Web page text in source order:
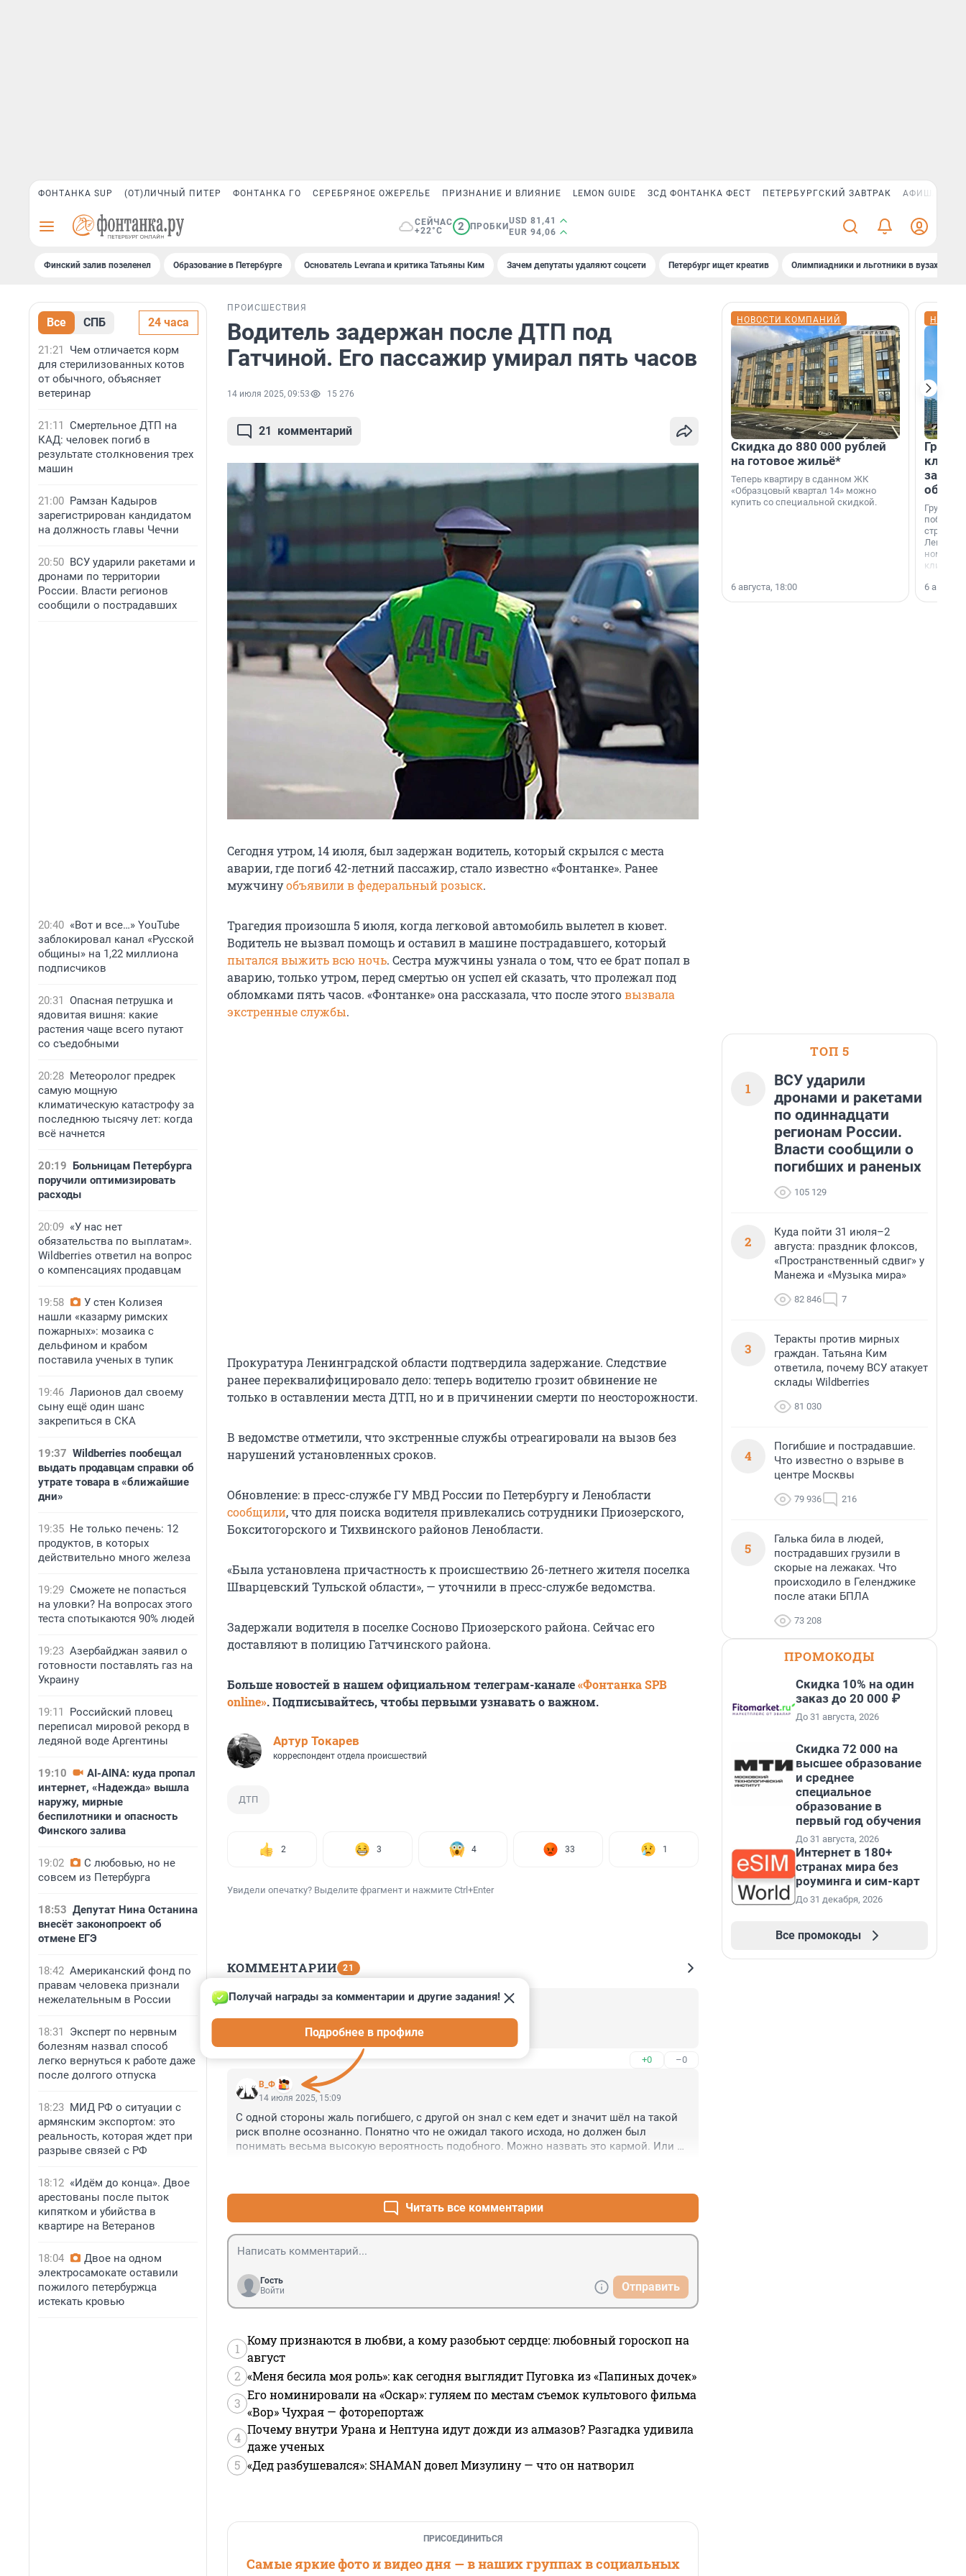
ФОНТАНКА SUP (ОТ)ЛИЧНЫЙ ПИТЕР ФОНТАНКА ГО СЕРЕБРЯНОЕ ОЖЕРЕЛЬЕ ПРИЗНАНИЕ И ВЛИЯНИЕ LEMON GUIDE ЗСД ФОНТАНКА ФЕСТ ПЕТЕРБУРГСКИЙ ЗАВТРАК АФИША PLUS
СЕЙЧАС
+22°C
2 ПРОБКИ
USD 81,41
EUR 94,06
Финский залив позеленел Образование в Петербурге Основатель Levrana и критика Татьяны Ким Зачем депутаты удаляют соцсети Петербург ищет креатив Олимпиадники и льготники в вузах СПб
Все СПБ 24 часа
21:21
Чем отличается корм
для стерилизованных котов
от обычного, объясняет
ветеринар
21:11 Смертельное ДТП на
КАД: человек погиб в
результате столкновения трех
машин
21:00 Рамзан Кадыров
зарегистрирован кандидатом
на должность главы Чечни
20:50 ВСУ ударили ракетами и
дронами по территории
России. Власти регионов
сообщили о пострадавших
20:40 «Вот и все…» YouTube
заблокировал канал «Русской
общины» на 1,22 миллиона
подписчиков
20:31 Опасная петрушка и
ядовитая вишня: какие
растения чаще всего путают
со съедобными
20:28 Метеоролог предрек
самую мощную
климатическую катастрофу за
последнюю тысячу лет: когда
всё начнется
20:19 Больницам Петербурга
поручили оптимизировать
расходы
20:09 «У нас нет
обязательства по выплатам».
Wildberries ответил на вопрос
о компенсациях продавцам
19:58
У стен Колизея
нашли «казарму римских
пожарных»: мозаика с
дельфином и крабом
поставила ученых в тупик
19:46 Ларионов дал своему
сыну ещё один шанс
закрепиться в СКА
19:37 Wildberries пообещал
выдать продавцам справки об
утрате товара в «ближайшие
дни»
19:35 Не только печень: 12
продуктов, в которых
действительно много железа
19:29 Сможете не попасться
на уловки? На вопросах этого
теста спотыкаются 90% людей
19:23 Азербайджан заявил о
готовности поставлять газ на
Украину
19:11
Российский пловец
переписал мировой рекорд в
ледяной воде Аргентины
19:10
AI-AINA: куда пропал
интернет, «Надежда» вышла
наружу, мирные
беспилотники и опасность
Финского залива
19:02
С любовью, но не
совсем из Петербурга
18:53 Депутат Нина Останина
внесёт законопроект об
отмене ЕГЭ
18:42 Американский фонд по
правам человека признали
нежелательным в России
18:31
Эксперт по нервным
болезням назвал способ
легко вернуться к работе даже
после долгого отпуска
18:23 МИД РФ о ситуации с
армянским экспортом: это
реальность, которая ждет при
разрыве связей с РФ
18:12 «Идём до конца». Двое
арестованы после пыток
кипятком и убийства в
квартире на Ветеранов
18:04
Двое на одном
электросамокате оставили
пожилого петербуржца
истекать кровью
ПРОИСШЕСТВИЯ
Водитель задержан после ДТП под
Гатчиной. Его пассажир умирал пять часов
14 июля 2025, 09:53 15 276
21 комментарий
Сегодня утром, 14 июля, был задержан водитель, который скрылся с места
аварии, где погиб 42-летний пассажир, стало известно «Фонтанке». Ранее
мужчинуобъявили в федеральный розыск.
Трагедия произошла 5 июля, когда легковой автомобиль вылетел в кювет.
Водитель не вызвал помощь и оставил в машине пострадавшего, который
пытался выжить всю ночь. Сестра мужчины узнала о том, что ее брат попал в
аварию, только утром, перед смертью он успел ей сказать, что пролежал под
обломками пять часов. «Фонтанке» она рассказала, что после этоговызвала
экстренные службы.
Прокуратура Ленинградской области подтвердила задержание. Следствие
ранее переквалифицировало дело: теперь водителю грозит обвинение не
только в оставлении места ДТП, но и в причинении смерти по неосторожности.
В ведомстве отметили, что экстренные службы отреагировали на вызов без
нарушений установленных сроков.
Обновление: в пресс-службе ГУ МВД России по Петербургу и Ленобласти
сообщили, что для поиска водителя привлекались сотрудники Приозерского,
Бокситогорского и Тихвинского районов Ленобласти.
«Была установлена причастность к происшествию 26-летнего жителя поселка
Шварцевский Тульской области», — уточнили в пресс-службе ведомства.
Задержали водителя в поселке Сосново Приозерского района. Сейчас его
доставляют в полицию Гатчинского района.
Больше новостей в нашем официальном телеграм-канале«Фонтанка SPB
online». Подписывайтесь, чтобы первыми узнавать о важном.
Артур Токарев
корреспондент отдела происшествий
ДТП
2 3 4 33 1
Увидели опечатку? Выделите фрагмент и нажмите Ctrl+Enter
КОММЕНТАРИИ 21
Гость
Да уж, семейка адамс
+0 –0
В_Ф
Получай награды за комментарии и другие задания!
Подробнее в профиле
14 июля 2025, 15:09
С одной стороны жаль погибшего, с другой он знал с кем едет и значит шёл на такой
риск вполне осознанно. Понятно что не ожидал такого исхода, но должен был
понимать весьма высокую вероятность подобного. Можно назвать это кармой. Или
Читать все комментарии
Гость
Войти
Отправить
1
Кому признаются в любви, а кому разобьют сердце: любовный гороскоп на
август
2 «Меня бесила моя роль»: как сегодня выглядит Пуговка из «Папиных дочек»
3
Его номинировали на «Оскар»: гуляем по местам съемок культового фильма
«Вор» Чухрая — фоторепортаж
4
Почему внутри Урана и Нептуна идут дожди из алмазов? Разгадка удивила
даже ученых
5 «Дед разбушевался»: SHAMAN довел Мизулину — что он натворил
ПРИСОЕДИНИТЬСЯ
Самые яркие фото и видео дня — в наших группах в социальных
НОВОСТИ КОМПАНИЙ
Скидка до 880 000 рублей
на готовое жильё*
Теперь квартиру в сданном ЖК
«Образцовый квартал 14» можно
купить со специальной скидкой.
6 августа, 18:00
Группа
области».
6
ТОП 5
1
ВСУ ударили
дронами и ракетами
по одиннадцати
регионам России.
Власти сообщили о
погибших и раненых
105 129
2
Куда пойти 31 июля–2
августа: праздник флоксов,
«Пространственный сдвиг» у
Манежа и «Музыка мира»
82 846 7
3
Теракты против мирных
граждан. Татьяна Ким
ответила, почему ВСУ атакует
склады Wildberries
81 030
4
Погибшие и пострадавшие.
Что известно о взрыве в
центре Москвы
79 936 216
5
Галька била в людей,
пострадавших грузили в
скорые на лежаках. Что
происходило в Геленджике
после атаки БПЛА
73 208
ПРОМОКОДЫ
Скидка 10% на один
заказ до 20 000 ₽
До 31 августа, 2026
Скидка 72 000 на
высшее образование
и среднее
специальное
образование в
первый год обучения
До 31 августа, 2026
Интернет в 180+
странах мира без
роуминга и сим-карт
До 31 декабря, 2026
Все промокоды